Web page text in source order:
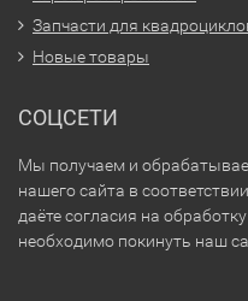
Запчасти для
Новые товары
СОЦСЕТИ
Мы получаем и
нашего сайта в
даёте согласия на
необходимо покинуть наш